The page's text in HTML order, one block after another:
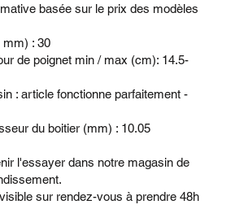
basée sur le prix des modèles
mm) : 30
de poignet min / max (cm): 14.5-
: article fonctionne parfaitement -
du boitier (mm) : 10.05
l'essayer dans notre magasin de
sur rendez-vous à prendre 48h